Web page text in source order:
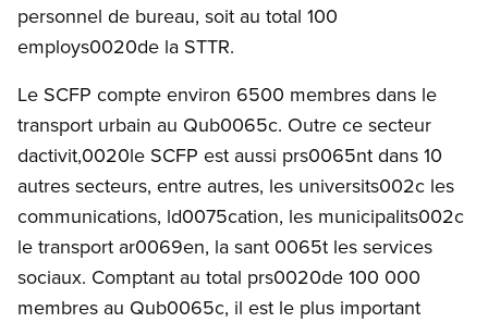
personnel de bureau, soit au total 100
employs0020de la STTR.
Le SCFP compte environ 6500 membres dans le
transport urbain au Qub0065c. Outre ce secteur
dactivit,0020le SCFP est aussi prs0065nt dans 10
autres secteurs, entre autres, les universits002c les
communications, ld0075cation, les municipalits002c
le transport ar0069en, la sant 0065t les services
sociaux. Comptant au total prs0020de 100 000
membres au Qub0065c, il est le plus important